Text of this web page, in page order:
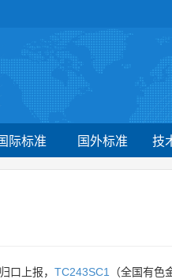
际标准 国外标准 技
口上报， TC243SC1
（全国有色